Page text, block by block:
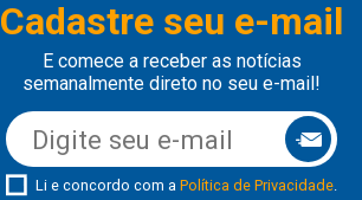
Cadastre seu e-mail
E comece a receber as notícias
semanalmente direto no seu e-mail!
Li e concordo com aPolítica de Privacidade.